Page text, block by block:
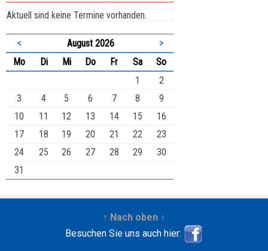
Aktuell sind keine Termine vorhanden.
< August 2026
>
Montag Dienstag
Mittwoch
Donnerstag
FreitagSamstag
Sonntag
1
2
3
4 5 6 7 8
9
10
11 12 13 14 15
16
17
18 19 20 21 22
23
24
25 26 27 28 29
30
31
↑ Nach oben ↑
Besuchen Sie uns auch hier: